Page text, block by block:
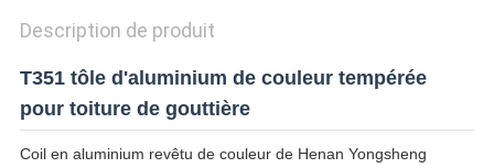
Description de produit
T351 tôle d'aluminium de couleur tempérée
pour toiture de gouttière
Coil en aluminium revêtu de couleur de Henan Yongsheng